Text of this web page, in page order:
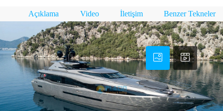
Açıklama Video İletişim Benzer Tekneler